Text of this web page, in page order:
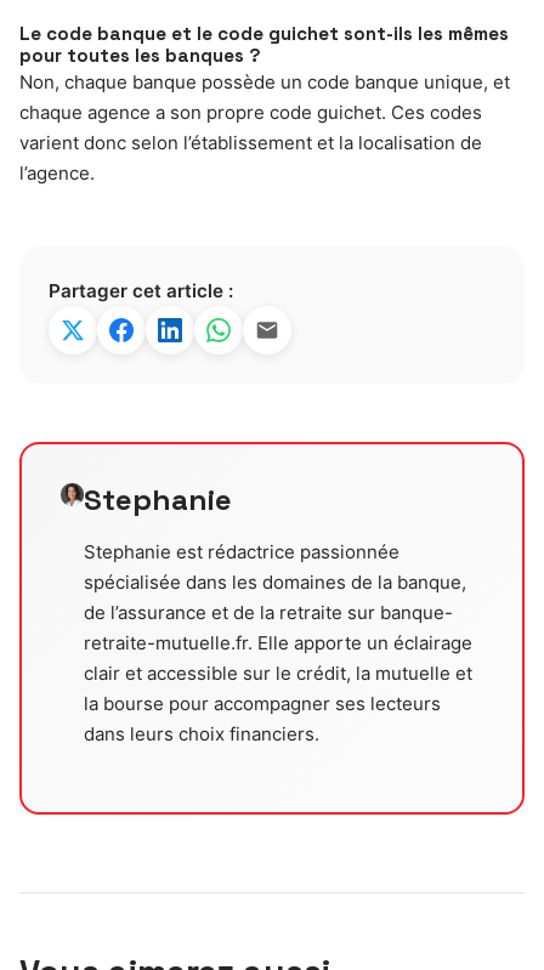
Le code banque et le code guichet sont-ils les mêmes
pour toutes les banques ?
Non, chaque banque possède un code banque unique, et
chaque agence a son propre code guichet. Ces codes
varient donc selon l’établissement et la localisation de
l’agence.
Partager cet article :
Stephanie
Stephanie est rédactrice passionnée
spécialisée dans les domaines de la banque,
de l’assurance et de la retraite sur banque-
retraite-mutuelle.fr. Elle apporte un éclairage
clair et accessible sur le crédit, la mutuelle et
la bourse pour accompagner ses lecteurs
dans leurs choix financiers.